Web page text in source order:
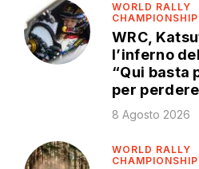
WORLD RALLY
CHAMPIONSHIP
WRC,
l’inferno
“Qui basta
per
8 Agosto 2026
WORLD RALLY
CHAMPIONSHIP